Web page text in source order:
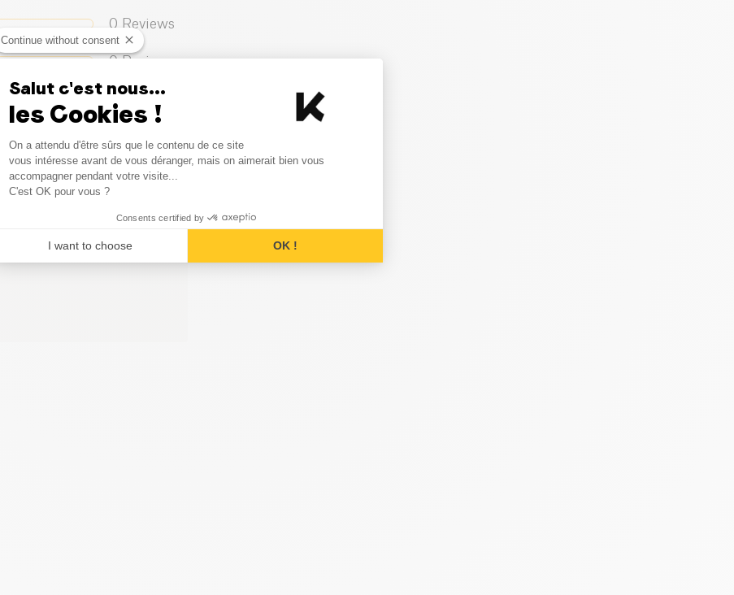
0 Reviews
0 Reviews
Continue without consent
Salut c'est nous...
les Cookies !
Consent Management Platform: Personalize Your Options
On a attendu d'être sûrs que le contenu de ce site
vous intéresse avant de vous déranger, mais on aimerait bien vous
accompagner pendant votre visite...
C'est OK pour vous ?
Consents certified by
I want to choose OK !
Axeptio consent